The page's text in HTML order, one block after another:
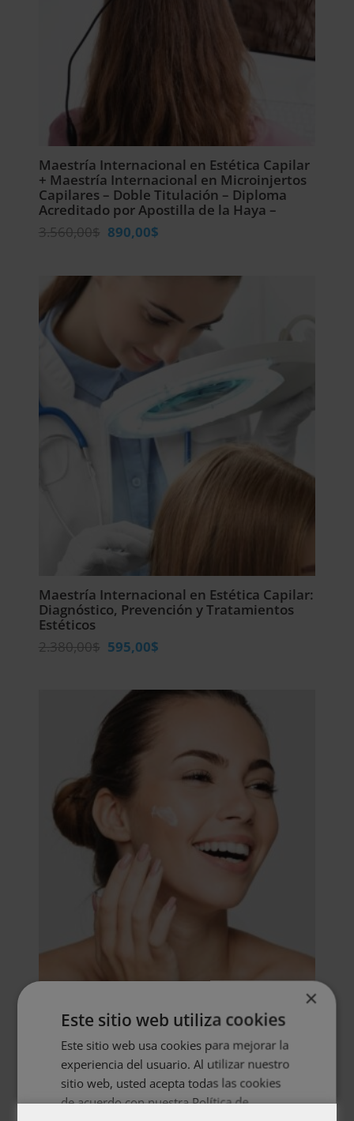
Maestría Internacional en Estética Capilar
+ Maestría Internacional en Microinjertos
Capilares – Doble Titulación – Diploma
Acreditado por Apostilla de la Haya –
3.560,00$ El
3.560,00$.
890,00$El
890,00$.
Maestría Internacional en Estética Capilar:
Diagnóstico, Prevención y Tratamientos
Estéticos
2.380,00$ El
era:
2.380,00$.
595,00$El
es:
Maestría Internacional en Estética y
Belleza – Diploma Acreditado por Apostilla
de la Haya
2.976,00$
El
precio
original
744,00$
precio
actual
×
Este sitio web utiliza cookies
Este sitio web usa cookies para mejorar la
experiencia del usuario. Al utilizar nuestro
sitio web, usted acepta todas las cookies
de acuerdo con nuestra Política de